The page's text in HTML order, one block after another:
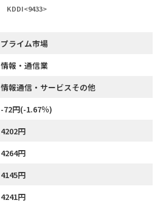
KDDI<9433>
プライム市場
情報・通信業
情報通信・サービスその他
-72円(-1.67％)
4202円
4264円
4145円
4241円